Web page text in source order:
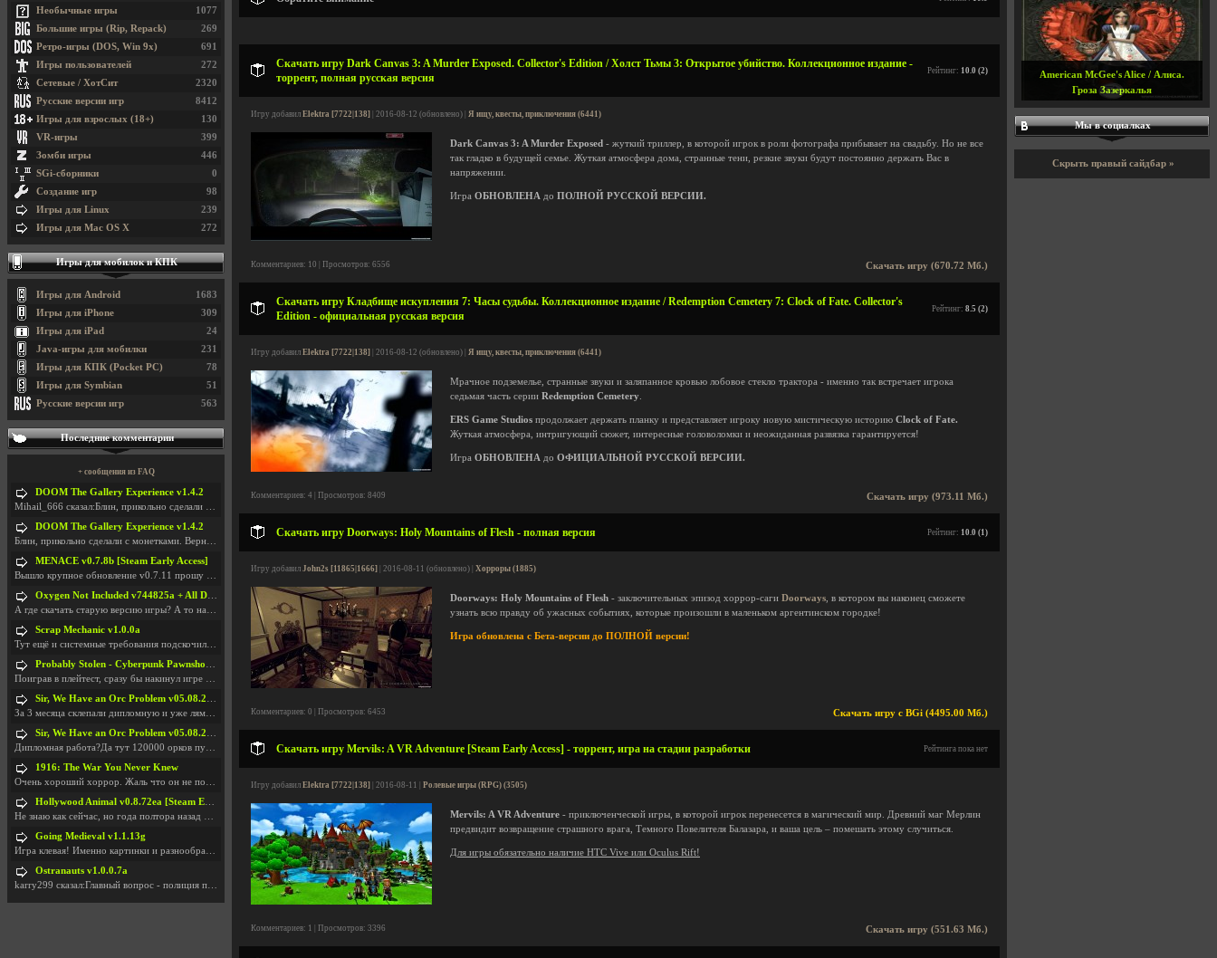
Скачать игру Dark Canvas 3: A Murder Exposed. Collector's Edition / Холcт Тьмы 3: Открытое убийство. Коллекционное издание -
торрент, полная русская версия
Рейтинг: 10.0 (2)
Игру добавил Elektra [7722|138] | 2016-08-12 (обновлено) | Я ищу, квесты, приключения (6441)
Dark Canvas 3: A Murder Exposed - жуткий триллер, в которой игрок в роли фотографа прибывает на свадьбу. Но не все
так гладко в будущей семье. Жуткая атмосфера дома, странные тени, резкие звуки будут постоянно держать Вас в
напряжении.
Игра ОБНОВЛЕНА до ПОЛНОЙ РУССКОЙ ВЕРСИИ.
Скачать игру (670.72 Мб.)
Комментариев: 10 | Просмотров: 6556
Скачать игру Кладбище искупления 7: Часы судьбы. Коллекционное издание / Redemption Cemetery 7: Clock of Fate. Collector's
Edition - официальная русская версия
Рейтинг: 8.5 (2)
Игру добавил Elektra [7722|138] | 2016-08-12 (обновлено) | Я ищу, квесты, приключения (6441)
Мрачное подземелье, странные звуки и заляпанное кровью лобовое стекло трактора - именно так встречает игрока
седьмая часть серии Redemption Cemetery
ERS Game Studios продолжает держать планку и представляет игроку новую мистическую историю Clock of Fate.
Жуткая атмосфера, интригующий сюжет, интересные головоломки и неожиданная развязка гарантируется!
Игра ОБНОВЛЕНА до ОФИЦИАЛЬНОЙ РУССКОЙ ВЕРСИИ.
Скачать игру (973.11 Мб.)
Комментариев: 4 | Просмотров: 8409
Скачать игру Doorways: Holy Mountains of Flesh - полная версия Рейтинг: 10.0 (1)
Игру добавил John2s [11865|1666] | 2016-08-11 (обновлено) | Хорроры (1885)
Doorways: Holy Mountains of Flesh - заключительных эпизод хоррор-саги Doorways , в котором вы наконец сможете
узнать всю правду об ужасных событиях, которые произошли в маленьком аргентинском городке!
Игра обновлена с Бета-версии до ПОЛНОЙ версии!
Скачать игру с BGi (4495.00 Мб.)
Комментариев: 0 | Просмотров: 6453
Скачать игру Mervils: A VR Adventure [Steam Early Access] - торрент, игра на стадии разработки Рейтинга пока нет
Игру добавил Elektra [7722|138] | 2016-08-11 | Ролевые игры (RPG) (3505)
Mervils: A VR Adventure - приключенческой игры, в которой игрок перенесется в магический мир. Древний маг Мерлин
предвидит возвращение страшного врага, Темного Повелителя Балазара, и ваша цель – помешать этому случиться.
Для игры обязательно наличие HTC Vive или Oculus Rift!
Скачать игру (551.63 Мб.)
Комментариев: 1 | Просмотров: 3396
1077
Необычные игры
269
Большие игры (Rip, Repack)
691
Ретро-игры (DOS, Win 9x)
272
Игры пользователей
2320
Сетевые / ХотСит
8412
Русские версии игр
130
Игры для взрослых (18+)
399
VR-игры
446
Зомби игры
0
SGi-сборники
98
Создание игр
239
Игры для Linux
272
Игры для Mac OS X
Игры для мобилок и КПК
1683
Игры для Android
309
Игры для iPhone
24
Игры для iPad
231
Java-игры для мобилки
78
Игры для КПК (Pocket PC)
51
Игры для Symbian
563
Русские версии игр
Последние комментарии
+ сообщения из FAQ
DOOM The Gallery Experience v1.4.2
Mihail_666 сказал:Блин, прикольно сделали с монетк
DOOM The Gallery Experience v1.4.2
Блин, прикольно сделали с монетками. Вернулся в св
MENACE v0.7.8b [Steam Early Access]
Вышло крупное обновление v0.7.11 прошу обновить
Oxygen Not Included v744825a + All DLC
А где скачать старую версию игры? А то на новой но
Scrap Mechanic v1.0.0a
Тут ещё и системные требования подскочили. Если не
Probably Stolen - Cyberpunk Pawnshop Simulator v048c [Playtest]
Поиграв в плейтест, сразу бы накинул игре наивысши
Sir, We Have an Orc Problem v05.08.2026
За 3 месяца склепали дипломную и уже лям двести ба
Sir, We Have an Orc Problem v05.08.2026
Дипломная работа?Да тут 120000 орков путь выбирают
1916: The War You Never Knew
Очень хороший хоррор. Жаль что он не получил должн
Hollywood Animal v0.8.72ea [Steam Early Access]
Не знаю как сейчас, но года полтора назад игра был
Going Medieval v1.1.13g
Игра клевая! Именно картинки и разнообразия в стро
Ostranauts v1.0.0.7a
karry299 сказал:Главный вопрос - полиция по-прежне
American McGee's Alice / Алиса.
Гроза Зазеркалья
Мы в социалках
Скрыть правый сайдбар »